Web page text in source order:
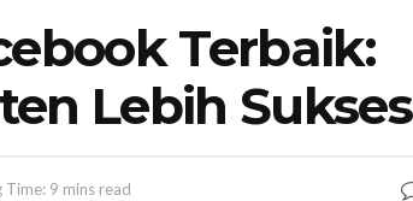
Terbaik:
Lebih Sukses
Time: 9 mins read